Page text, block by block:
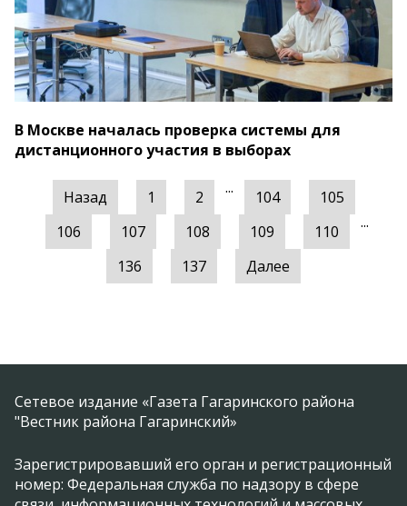
В Москве началась проверка системы для
дистанционного участия в выборах
Назад 1 2 ... 104
105
106
107 108 109 110 ...
136 137 Далее
Сетевое издание «Газета Гагаринского района
"Вестник района Гагаринский»
Зарегистрировавший его орган и регистрационный
номер: Федеральная служба по надзору в сфере